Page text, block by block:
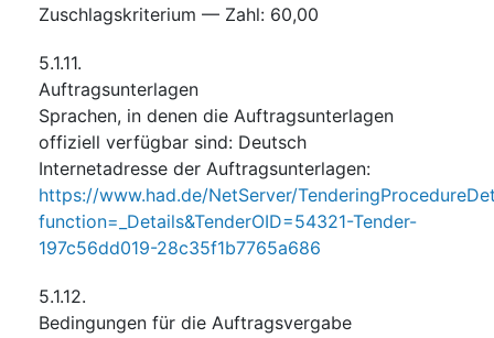
Zuschlagskriterium — Zahl: 60,00
5.1.11.
Auftragsunterlagen
Sprachen, in denen die Auftragsunterlagen
offiziell verfügbar sind: Deutsch
Internetadresse der Auftragsunterlagen:
https://www.had.de/NetServer/
function=_Details&TenderOID=54321-Tender-
197c56dd019-28c35f1b7765a686
5.1.12.
Bedingungen für die Auftragsvergabe